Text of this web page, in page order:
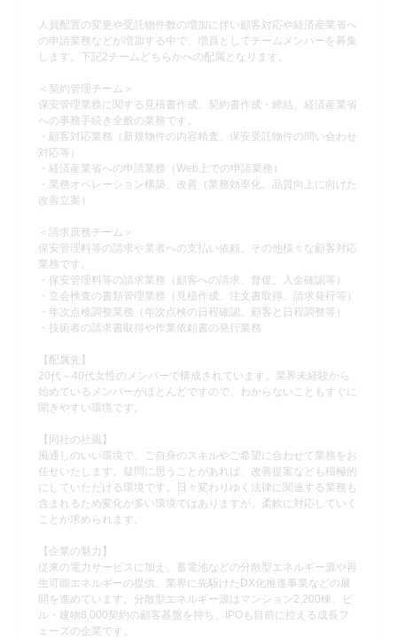
人員配置の変更や受託物件数の増加に伴い顧客対応や経済産業省へ
の申請業務などが増加する中で、増員としてチームメンバーを募集
します。下記2チームどちらかへの配属となります。
＜契約管理チーム＞
保安管理業務に関する見積書作成、契約書作成・締結、経済産業省
への事務手続き全般の業務です。
・顧客対応業務（新規物件の内容精査、保安受託物件の問い合わせ
対応等）
・経済産業省への申請業務（Web上での申請業務）
・業務オペレーション構築、改善（業務効率化、品質向上に向けた
改善立案）
＜請求庶務チーム＞
保安管理料等の請求や業者への支払い依頼、その他様々な顧客対応
業務です。
・保安管理料等の請求業務（顧客への請求、督促、入金確認等）
・立会検査の書類管理業務（見積作成、注文書取得、請求発行等）
・年次点検調整業務（年次点検の日程確認、顧客と日程調整等）
・技術者の請求書取得や作業依頼書の発行業務
【配属先】
20代～40代女性のメンバーで構成されています。業界未経験から
始めているメンバーがほとんどですので、わからないこともすぐに
聞きやすい環境です。
【同社の社風】
風通しのいい環境で、ご自身のスキルやご希望に合わせて業務をお
任せいたします。疑問に思うことがあれば、改善提案なども積極的
にしていただける環境です。日々変わりゆく法律に関連する業務も
含まれるため変化が多い環境ではありますが、柔軟に対応していく
ことが求められます。
【企業の魅力】
従来の電力サービスに加え、蓄電池などの分散型エネルギー源や再
生可能エネルギーの提供、業界に先駆けたDX化推進事業などの展
開を進めています。分散型エネルギー源はマンション2,200棟、ビ
ル・建物8,000契約の顧客基盤を持ち、IPOも目前に控える成長フ
ェーズの企業です。